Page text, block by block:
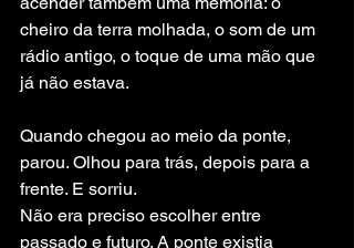
cheiro da terra molhada, o som de um
rádio antigo, o toque de uma mão que
já não estava.
Quando chegou ao meio da ponte,
parou. Olhou para trás, depois para a
frente. E sorriu.
Não era preciso escolher entre
passado e futuro. A ponte existia